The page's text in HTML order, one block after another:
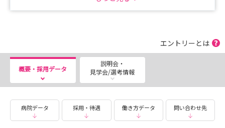
エントリーとは
概要・採用データ
説明会・
見学会/選考情報
病院データ 採用・待遇 働き方データ 問い合わせ先